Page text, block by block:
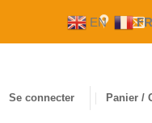
Se connecter Panier /
EN FR